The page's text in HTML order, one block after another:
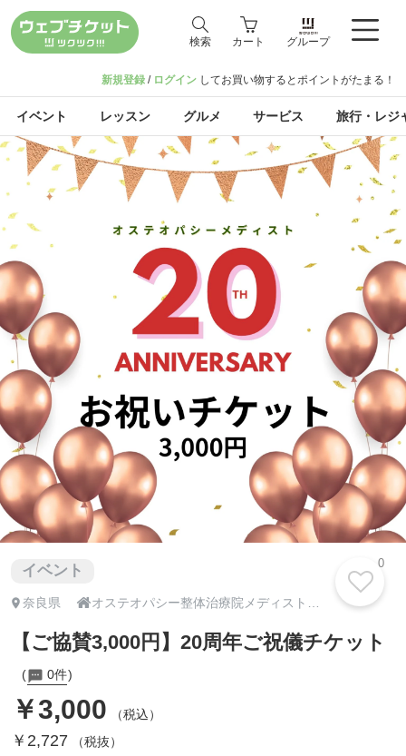
検索 カート グループ
新規登録 / ログイン してお買い物するとポイントがたまる！
イベント レッスン グルメ サービス 旅行・レジ
イベント
奈良県  オステオパシー整体治療院メディスト〈テラビューティー正規販売店〉
【ご協賛3,000円】20周年ご祝儀チケット
0件
￥3,000 （税込）
￥2,727 （税抜）
0